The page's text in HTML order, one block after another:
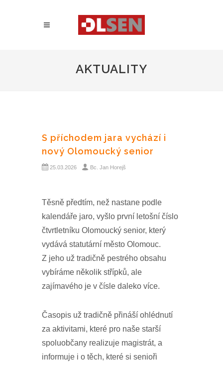
AKTUALITY
S příchodem jara vychází i
nový Olomoucký senior
25.03.2026 Bc. Jan Horejš
Těsně předtím, než nastane podle
kalendáře jaro, vyšlo první letošní číslo
čtvrtletníku Olomoucký senior, který
vydává statutární město Olomouc.
Z jeho už tradičně pestrého obsahu
vybíráme několik střípků, ale
zajímavého je v čísle daleko více.
Časopis už tradičně přináší ohlédnutí
za aktivitami, které pro naše starší
spoluobčany realizuje magistrát, a
informuje i o těch, které si senioři